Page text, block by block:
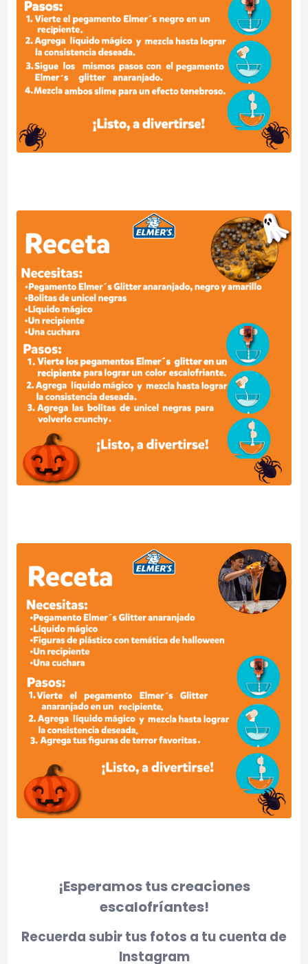
¡Esperamos tus creaciones
escalofríantes!
Recuerda subir tus fotos a tu cuenta de
Instagram